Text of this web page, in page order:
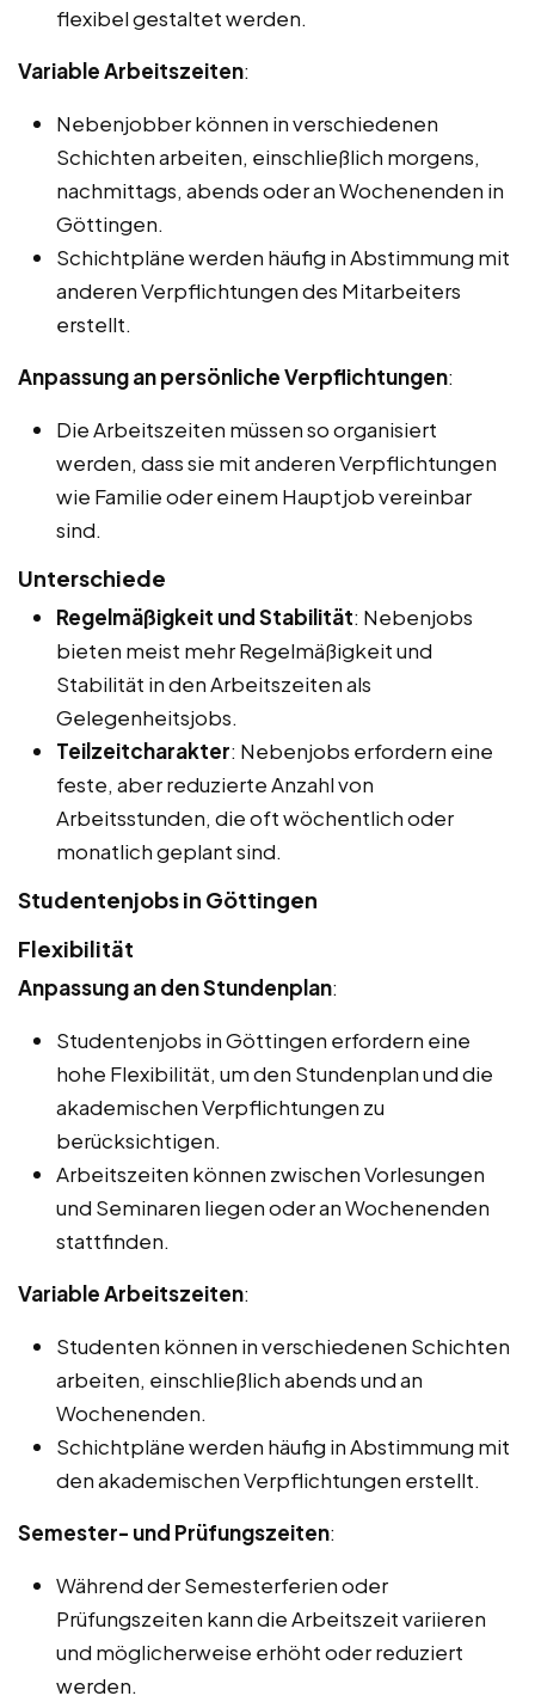
flexibel gestaltet werden.
Variable Arbeitszeiten:
Nebenjobber können in verschiedenen
Schichten arbeiten, einschließlich morgens,
nachmittags, abends oder an Wochenenden in
Göttingen.
Schichtpläne werden häufig in Abstimmung mit
anderen Verpflichtungen des Mitarbeiters
erstellt.
Anpassung an persönliche Verpflichtungen:
Die Arbeitszeiten müssen so organisiert
werden, dass sie mit anderen Verpflichtungen
wie Familie oder einem Hauptjob vereinbar
sind.
Unterschiede
Regelmäßigkeit und Stabilität: Nebenjobs
bieten meist mehr Regelmäßigkeit und
Stabilität in den Arbeitszeiten als
Gelegenheitsjobs.
Teilzeitcharakter: Nebenjobs erfordern eine
feste, aber reduzierte Anzahl von
Arbeitsstunden, die oft wöchentlich oder
monatlich geplant sind.
Studentenjobs in Göttingen
Flexibilität
Anpassung an den Stundenplan:
Studentenjobs in Göttingen erfordern eine
hohe Flexibilität, um den Stundenplan und die
akademischen Verpflichtungen zu
berücksichtigen.
Arbeitszeiten können zwischen Vorlesungen
und Seminaren liegen oder an Wochenenden
stattfinden.
Variable Arbeitszeiten:
Studenten können in verschiedenen Schichten
arbeiten, einschließlich abends und an
Wochenenden.
Schichtpläne werden häufig in Abstimmung mit
den akademischen Verpflichtungen erstellt.
Semester- und Prüfungszeiten:
Während der Semesterferien oder
Prüfungszeiten kann die Arbeitszeit variieren
und möglicherweise erhöht oder reduziert
werden.